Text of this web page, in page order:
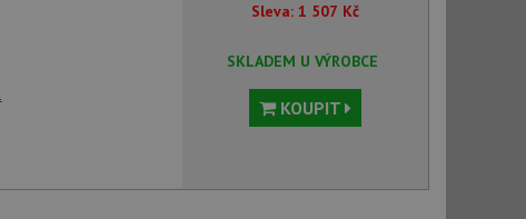
Sleva: 1 507 Kč
SKLADEM U VÝROBCE
KOUPIT